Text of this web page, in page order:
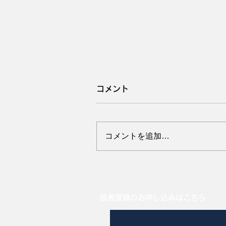
コメント
コメントを追加…